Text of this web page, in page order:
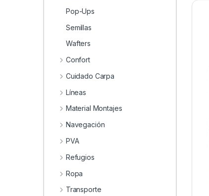
Pop-Ups
Semillas
Wafters
Confort
Cuidado Carpa
Líneas
Material Montajes
Navegación
PVA
Refugios
Ropa
Transporte